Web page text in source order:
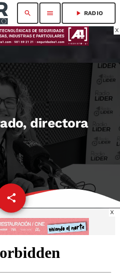
X
search menu play_arrow RADIO
directora
share
email
X